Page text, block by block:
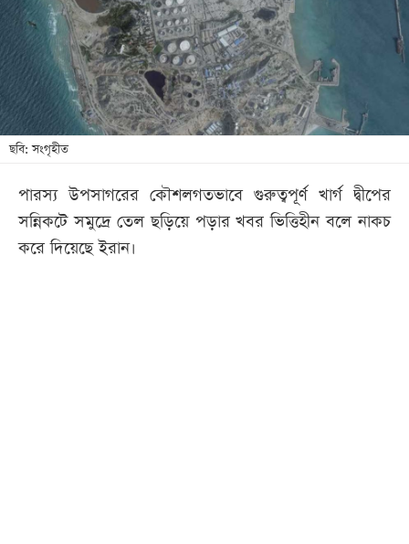
খেলা
বিনোদন
লাইফ
স্টাইল
শিক্ষা
সব
বিভাগ
ছবি: সংগৃহীত
পারস্য উপসাগরের কৌশলগতভাবে গুরুত্বপূর্ণ খার্গ দ্বীপের
সন্নিকটে সমুদ্রে তেল ছড়িয়ে পড়ার খবর ভিত্তিহীন বলে নাকচ
করে দিয়েছে ইরান।